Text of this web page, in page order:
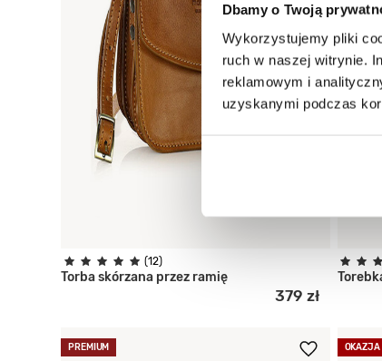
Dbamy o Twoją
Wykorzystujemy pliki
ruch w naszej witrynie.
reklamowym i
uzyskanymi podczas
(12)
Torba skórzana przez ramię
379 zł
PREMIUM OKAZJA